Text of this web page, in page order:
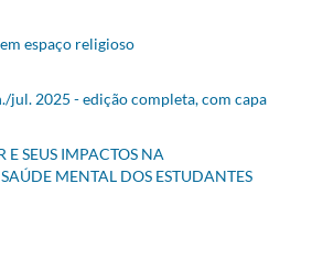
espaço religioso
jul. 2025 - edição completa, com capa
E SEUS IMPACTOS NA
MENTAL DOS ESTUDANTES